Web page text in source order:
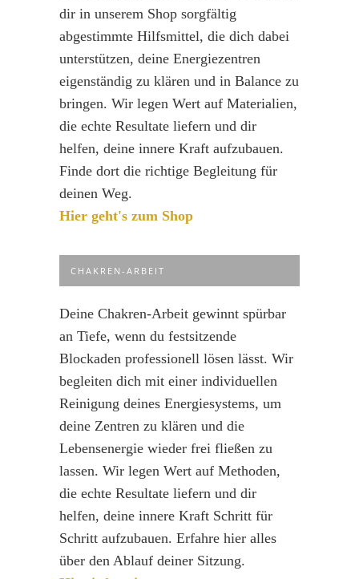
dir in unserem Shop sorgfältig
abgestimmte Hilfsmittel, die dich dabei
unterstützen, deine Energiezentren
eigenständig zu klären und in Balance zu
bringen. Wir legen Wert auf Materialien,
die echte Resultate liefern und dir
helfen, deine innere Kraft aufzubauen.
Finde dort die richtige Begleitung für
deinen Weg.
Hier geht's zum Shop
CHAKREN-ARBEIT
Deine Chakren-Arbeit gewinnt spürbar
an Tiefe, wenn du festsitzende
Blockaden professionell lösen lässt. Wir
begleiten dich mit einer individuellen
Reinigung deines Energiesystems, um
deine Zentren zu klären und die
Lebensenergie wieder frei fließen zu
lassen. Wir legen Wert auf Methoden,
die echte Resultate liefern und dir
helfen, deine innere Kraft Schritt für
Schritt aufzubauen. Erfahre hier alles
über den Ablauf deiner Sitzung.